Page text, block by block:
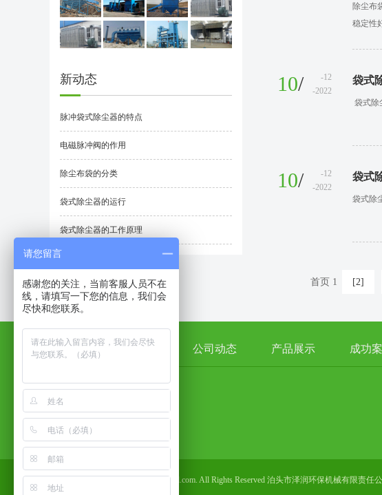
新动态
脉冲袋式除尘器的特点
电磁脉冲阀的作用
除尘布袋的分类
袋式除尘器的运行
袋式除尘器的工作原理
除尘布
稳定性
10/
-12
-2022
袋式
袋式
10/
-12
-2022
袋式
袋式除
首页 1 [2]
首 页 公司简介 公司动态 产品展示 成功
手机：13503177613
地址：泊头市四营工业区
Copyright © 2018-2019 www.hblswscl.com. All Rights Reserved 泊头市泽润环保机械有限责任
请您留言
感谢您的关注，当前客服人员不在
线，请填写一下您的信息，我们会
尽快和您联系。